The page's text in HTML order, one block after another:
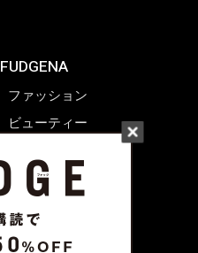
FUDGENA
ファッション
ビューティー
ライフスタイル